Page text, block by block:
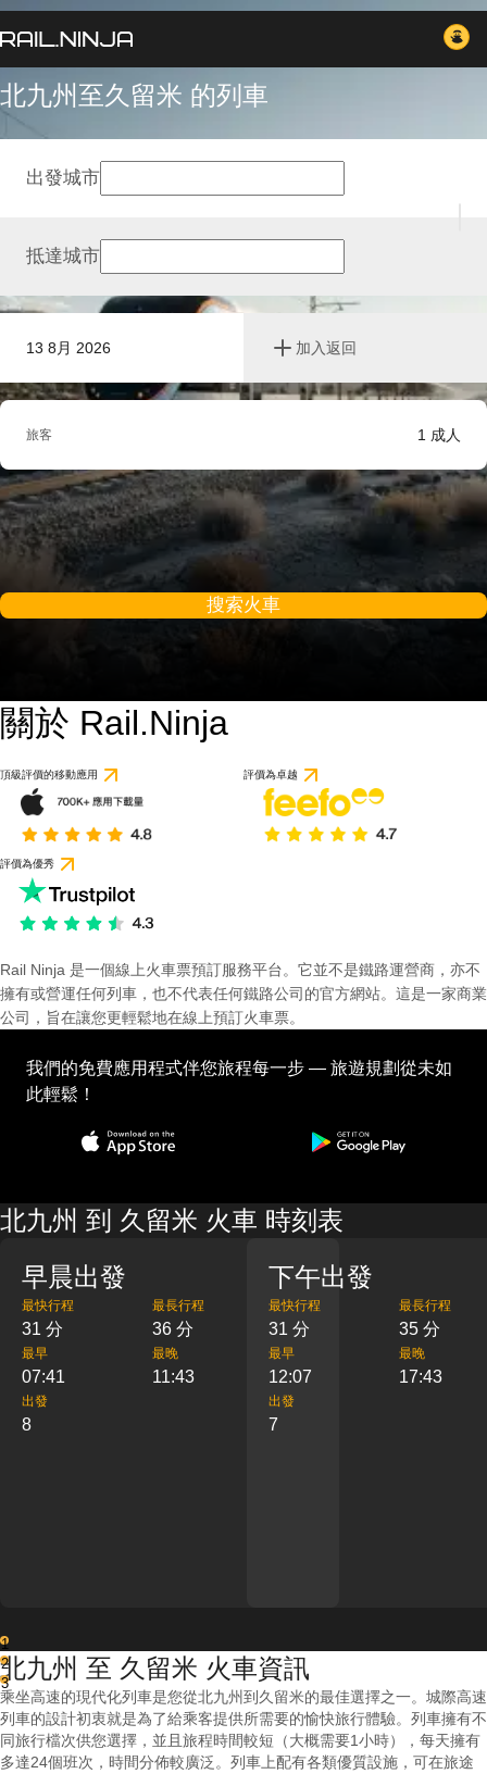
北九州至久留米 的列車
13 8月 2026 加入返回
出發城市
抵達城市
旅客 1 成人
搜索火車
關於 Rail.Ninja
頂級評價的移動應用 評價為卓越
評價為優秀
Rail Ninja 是一個線上火車票預訂服務平台。它並不是鐵路運營商，亦不
擁有或營運任何列車，也不代表任何鐵路公司的官方網站。這是一家商業
公司，旨在讓您更輕鬆地在線上預訂火車票。
我們的免費應用程式伴您旅程每一步 — 旅遊規劃從未如
此輕鬆！
北九州 到 久留米 火車 時刻表
早晨出發
最快行程
31 分
最長行程
36 分
最早
07:41
最晚
11:43
出發
8
下午出發
最快行程
31 分
最長行程
35 分
最早
12:07
最晚
17:43
出發
7
1
2
3
北九州 至 久留米 火車資訊
乘坐高速的現代化列車是您從北九州到久留米的最佳選擇之一。城際高速
列車的設計初衷就是為了給乘客提供所需要的愉快旅行體驗。列車擁有不
同旅行檔次供您選擇，並且旅程時間較短（大概需要1小時），每天擁有
多達24個班次，時間分佈較廣泛。列車上配有各類優質設施，可在旅途